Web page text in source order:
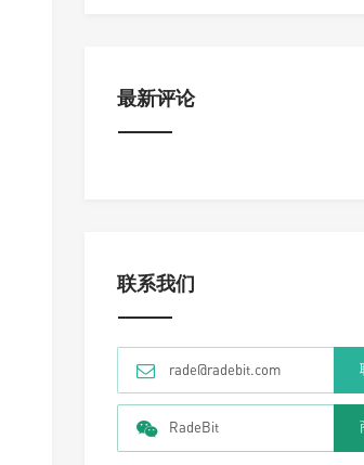
最新评论
联系我们
rade@radebit.com
RadeBit